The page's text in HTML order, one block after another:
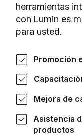
herramientas
con Lumin es
para usted.
Promoción
Mejora de
Asistencia
productos